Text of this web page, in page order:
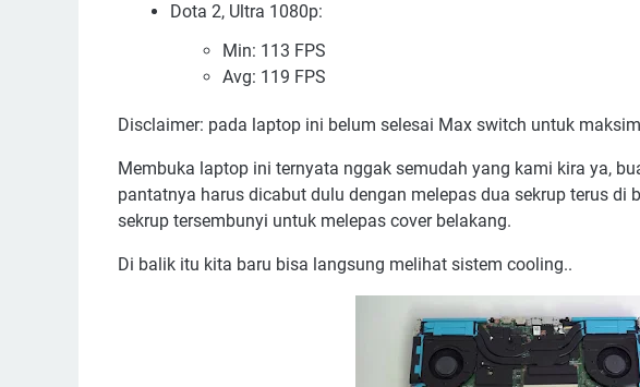
Dota 2, Ultra 1080p:
Min: 113 FPS
Avg: 119 FPS
Disclaimer: pada laptop ini belum selesai Max switch untuk
Membuka laptop ini ternyata nggak semudah yang kami kira ya,
pantatnya harus dicabut dulu dengan melepas dua sekrup terus di
sekrup tersembunyi untuk melepas cover belakang.
Di balik itu kita baru bisa langsung melihat sistem cooling..